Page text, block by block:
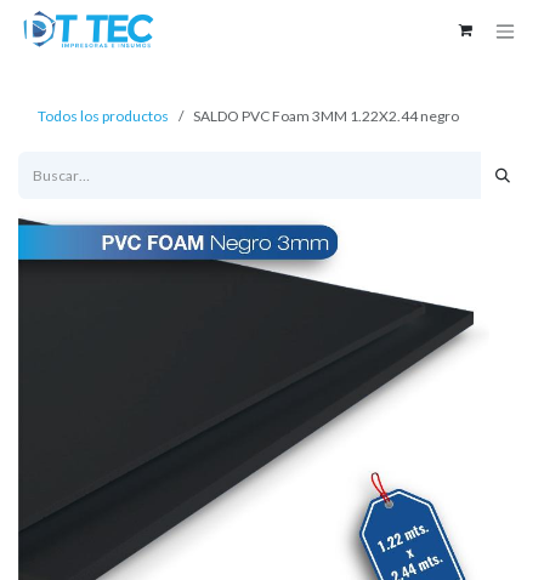
Ir al contenido
Todos los productos SALDO PVC Foam 3MM 1.22X2.44 negro